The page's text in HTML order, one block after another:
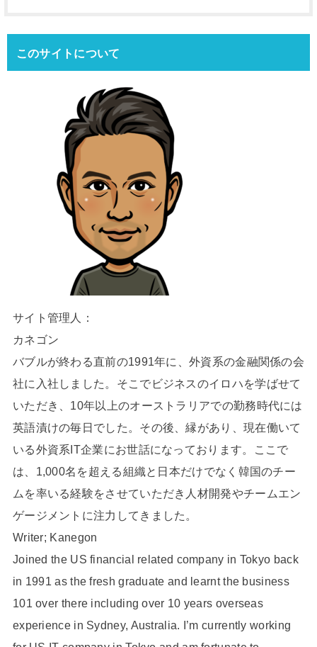
このサイトについて
サイト管理人：
カネゴン
バブルが終わる直前の1991年に、外資系の金融関係の会
社に入社しました。そこでビジネスのイロハを学ばせて
いただき、10年以上のオーストラリアでの勤務時代には
英語漬けの毎日でした。その後、縁があり、現在働いて
いる外資系IT企業にお世話になっております。ここで
は、1,000名を超える組織と日本だけでなく韓国のチー
ムを率いる経験をさせていただき人材開発やチームエン
ゲージメントに注力してきました。
Writer; Kanegon
Joined the US financial related company in Tokyo back
in 1991 as the fresh graduate and learnt the business
101 over there including over 10 years overseas
experience in Sydney, Australia. I’m currently working